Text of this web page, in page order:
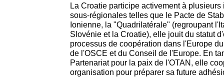
La Croatie participe activement à
sous-régionales telles que le Pacte de
Ionienne, la "Quadrilatérale" (regroupant
Slovénie et la Croatie), elle jouit du statut
processus de coopération dans l'Europe
de l'OSCE et du Conseil de l'Europe. En
Partenariat pour la paix de l'OTAN, elle
organisation pour préparer sa future